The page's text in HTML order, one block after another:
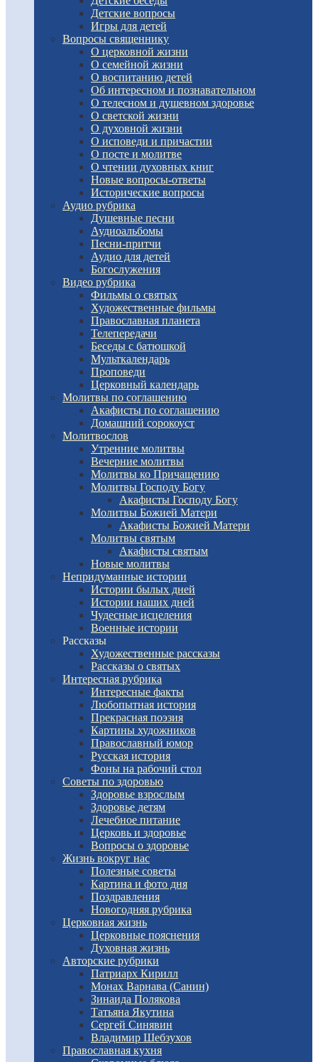
Детские вопросы
Игры для детей
Вопросы священнику
О церковной жизни
О семейной жизни
О воспитанию детей
Об интересном и познавательном
О телесном и душевном здоровье
О светской жизни
О духовной жизни
О исповеди и причастии
О посте и молитве
О чтении духовных книг
Новые вопросы-ответы
Исторические вопросы
Аудио рубрика
Душевные песни
Аудиоальбомы
Песни-притчи
Аудио для детей
Богослужения
Видео рубрика
Фильмы о святых
Художественные фильмы
Православная планета
Телепередачи
Беседы с батюшкой
Мульткалендарь
Проповеди
Церковный календарь
Молитвы по соглашению
Акафисты по соглашению
Домашний сорокоуст
Молитвослов
Утренние молитвы
Вечерние молитвы
Молитвы ко Причащению
Молитвы Господу Богу
Акафисты Господу Богу
Молитвы Божией Матери
Акафисты Божией Матери
Молитвы святым
Акафисты святым
Новые молитвы
Непридуманные истории
Истории былых дней
Истории наших дней
Чудесные исцеления
Военные истории
Рассказы
Художественные рассказы
Рассказы о святых
Интересная рубрика
Интересные факты
Любопытная история
Прекрасная поэзия
Картины художников
Православный юмор
Русская история
Фоны на рабочий стол
Советы по здоровью
Здоровье взрослым
Здоровье детям
Лечебное питание
Церковь и здоровье
Вопросы о здоровье
Жизнь вокруг нас
Полезные советы
Картина и фото дня
Поздравления
Новогодняя рубрика
Церковная жизнь
Церковные пояснения
Духовная жизнь
Авторские рубрики
Патриарх Кирилл
Монах Варнава (Санин)
Зинаида Полякова
Татьяна Якутина
Сергей Синявин
Владимир Шебзухов
Православная кухня